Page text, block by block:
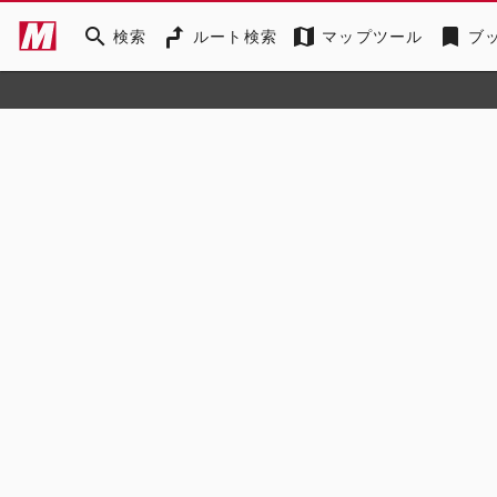
search 検索 ルート検索 map マップツール bookmark ブ